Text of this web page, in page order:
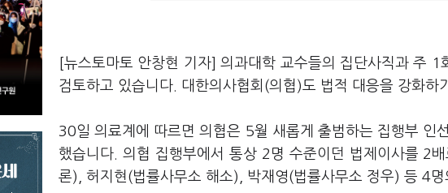
[뉴스토마토 안창현 기자] 의과대학 교수들의 집단사직과 주
검토하고 있습니다. 대한의사협회(의협)도 법적 대응을 강화하
30일 의료계에 따르면 의협은 5월 새롭게 출범하는 집행부 인
했습니다. 의협 집행부에서 통상 2명 수준이던 법제이사를 2
론), 허지현(법률사무소 해소), 박재영(법률사무소 정우) 등 4명